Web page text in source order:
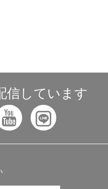
信しています